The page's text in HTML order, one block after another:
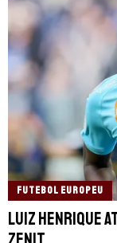
FUTEBOL EUROPEU
Luiz Henrique